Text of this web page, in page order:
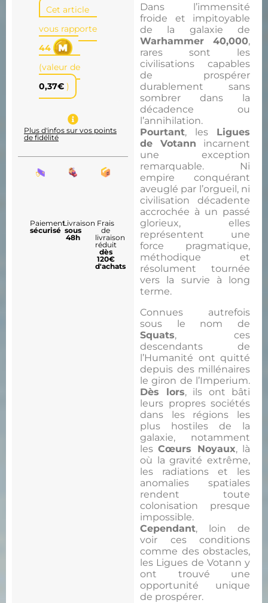
Dans l’immensité
froide et impitoyable
de la galaxie de
Warhammer 40,000,
rares sont les
civilisations capables
de prospérer
durablement sans
sombrer dans la
décadence ou
l’annihilation.
Pourtant, les Ligues
de Votann incarnent
une exception
remarquable. Ni
empire conquérant
aveuglé par l’orgueil, ni
civilisation décadente
accrochée à un passé
glorieux, elles
représentent une
force pragmatique,
méthodique et
résolument tournée
vers la survie à long
terme.
Connues autrefois
sous le nom de
Squats, ces
descendants de
l’Humanité ont quitté
depuis des millénaires
le giron de l’Imperium.
Dès lors, ils ont bâti
leurs propres sociétés
dans les régions les
plus hostiles de la
galaxie, notamment
lesCœurs Noyaux, là
où la gravité extrême,
les radiations et les
anomalies spatiales
rendent toute
colonisation presque
impossible.
Cependant, loin de
voir ces conditions
comme des obstacles,
les Ligues de Votann y
ont trouvé une
opportunité unique
de prospérer.
Cet article
vous rapporte
44
(valeur de
0,37€ )
Plus d'infos sur vos points
de fidélité
Paiement
sécurisé
Livraison
sous
48h
Frais
de
livraison
réduit
dès
120€
d'achats